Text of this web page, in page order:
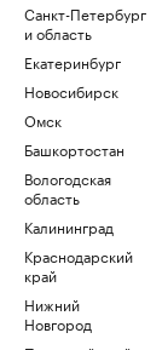
Санкт-Петербург
и область
Екатеринбург
Новосибирск
Омск
Башкортостан
Вологодская
область
Калининград
Краснодарский
край
Нижний
Новгород